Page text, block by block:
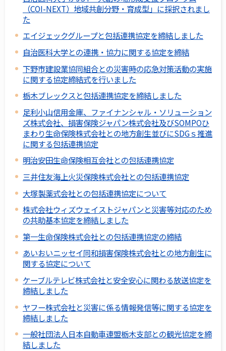
（COI-NEXT）地域共創分野・育成型」に採択されまし
た
エイジェックグループと包括連携協定を締結しました
自治医科大学との連携・協力に関する協定を締結
下野市建設業協同組合との災害時の応急対策活動の実施
に関する協定締結式を行いました
栃木ブレックスと包括連携協定を締結しました
足利小山信用金庫、ファイナンシャル・ソリューション
ズ株式会社、損害保険ジャパン株式会社及びSOMPOひ
まわり生命保険株式会社との地方創生並びにSDGｓ推進
に関する包括連携協定
明治安田生命保険相互会社との包括連携協定
三井住友海上火災保険株式会社との包括連携協定
大塚製薬式会社との包括連携協定について
株式会社ウィズウェイストジャパンと災害等対応のため
の共助基本協定を締結しました
第一生命保険株式会社との包括連携協定の締結
あいおいニッセイ同和損害保険株式会社との地方創生に
関する協定について
ケーブルテレビ株式会社と安全安心に関わる放送協定を
締結しました
ヤフー株式会社と災害に係る情報発信等に関する協定を
締結しました
一般社団法人日本自動車連盟栃木支部との観光協定を締
結しました